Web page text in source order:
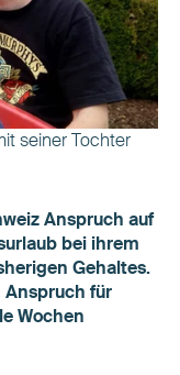
seiner Tochter
Anspruch auf
bei ihrem
Gehaltes.
Anspruch für
Wochen